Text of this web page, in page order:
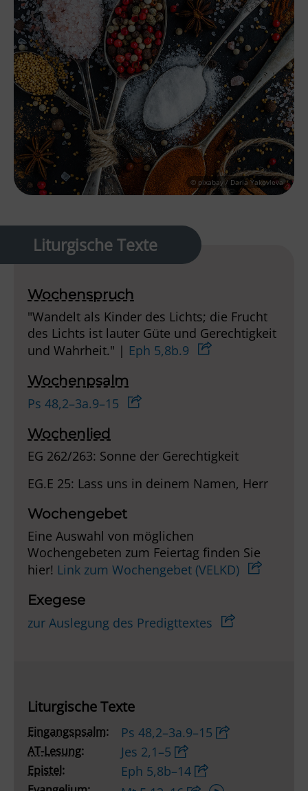
© pixabay / Daria Yakovleva
Liturgische Texte
Wochenspruch
"Wandelt als Kinder des Lichts; die Frucht
des Lichts ist lauter Güte und Gerechtigkeit
und Wahrheit." | Eph 5,8b.9
Wochenpsalm
Ps 48,2–3a.9–15
Wochenlied
EG 262/263: Sonne der Gerechtigkeit
EG.E 25: Lass uns in deinem Namen, Herr
Wochengebet
Eine Auswahl von möglichen
Wochengebeten zum Feiertag finden Sie
hier! Link zum Wochengebet (VELKD)
Exegese
zur Auslegung des Predigttextes
Liturgische Texte
Eingangspsalm: Ps 48,2–3a.9–15
AT-Lesung: Jes 2,1–5
Epistel: Eph 5,8b–14
Audio-